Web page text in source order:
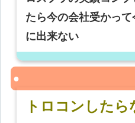
たら今の会社受かっ
に出来ない
トロコンした